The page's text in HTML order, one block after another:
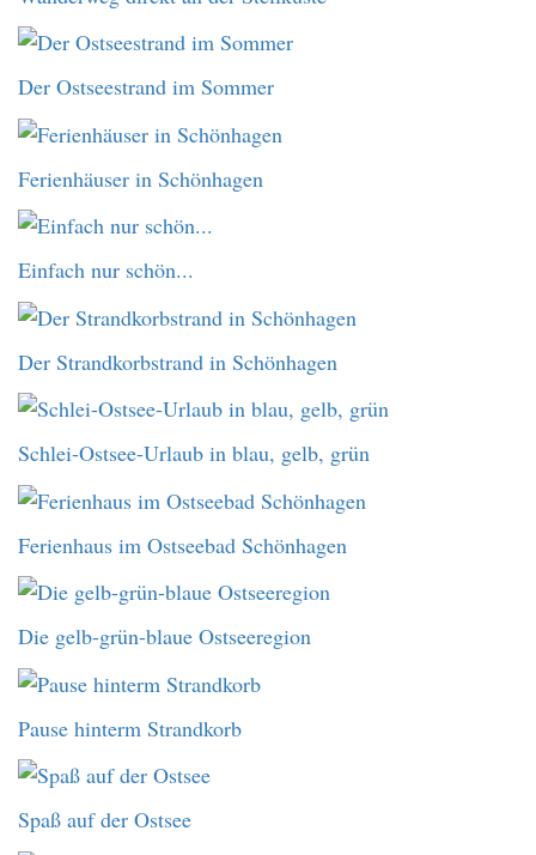
Der Ostseestrand im Sommer
Ferienhäuser in Schönhagen
Einfach nur schön...
Der Strandkorbstrand in Schönhagen
Schlei-Ostsee-Urlaub in blau, gelb, grün
Ferienhaus im Ostseebad Schönhagen
Die gelb-grün-blaue Ostseeregion
Pause hinterm Strandkorb
Spaß auf der Ostsee